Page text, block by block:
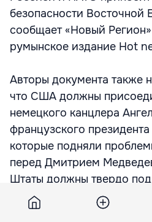
безопасности Восточной
сообщает «Новый
румынское издание Hot
Авторы документа также
что США должны
немецкого канцлера
французского
которые подняли
перед Дмитрием
Штаты должны твердо
европейцев в
конфликта и помочь